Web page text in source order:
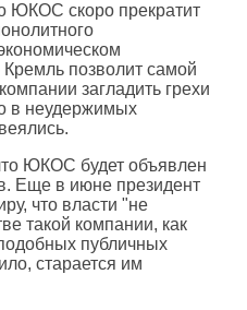
ЮКОС скоро прекратит
позволит самой
загладить грехи
в неудержимых
ЮКОС будет объявлен
Еще в июне президент
что власти "не
такой компании, как
публичных
старается им